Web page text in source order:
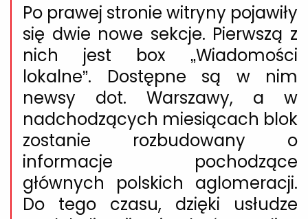
Po prawej stronie witryny pojawiły
się dwie nowe sekcje. Pierwszą z
nich jest box „Wiadomości
lokalne”. Dostępne są w nim
newsy dot. Warszawy, a w
nadchodzących miesiącach blok
zostanie rozbudowany o
informacje pochodzące
głównych polskich aglomeracji.
Do tego czasu, dzięki usłudze